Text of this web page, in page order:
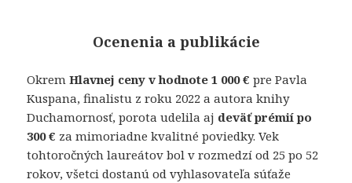
Ocenenia a publikácie
OkremHlavnej ceny v hodnote 1 000 € pre Pavla
Kuspana, finalistu z roku 2022 a autora knihy
Duchamornosť, porota udelila aj deväť prémií po
300 € za mimoriadne kvalitné poviedky. Vek
tohtoročných laureátov bol v rozmedzí od 25 po 52
rokov, všetci dostanú od vyhlasovateľa súťaže